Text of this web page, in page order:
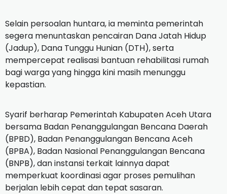
Selain persoalan huntara, ia meminta pemerintah
segera menuntaskan pencairan Dana Jatah Hidup
(Jadup), Dana Tunggu Hunian (DTH), serta
mempercepat realisasi bantuan rehabilitasi rumah
bagi warga yang hingga kini masih menunggu
kepastian.
Syarif berharap Pemerintah Kabupaten Aceh Utara
bersama Badan Penanggulangan Bencana Daerah
(BPBD), Badan Penanggulangan Bencana Aceh
(BPBA), Badan Nasional Penanggulangan Bencana
(BNPB), dan instansi terkait lainnya dapat
memperkuat koordinasi agar proses pemulihan
berjalan lebih cepat dan tepat sasaran.